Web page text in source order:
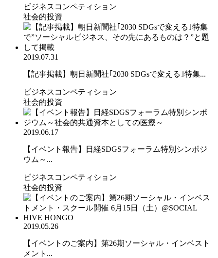
ビジネスコンペティション
社会的投資
2019.07.31
【記事掲載】朝日新聞社｢2030 SDGsで変える｣特集...
ビジネスコンペティション
社会的投資
2019.06.17
【イベント報告】日経SDGSフォーラム特別シンポジ
ウム～...
ビジネスコンペティション
社会的投資
2019.05.26
【イベントのご案内】第26期ソーシャル・インベスト
メント...